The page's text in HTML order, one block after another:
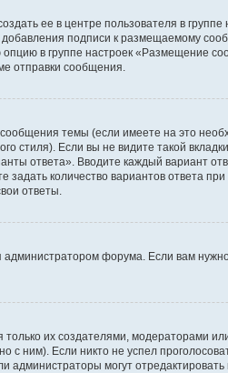
ее в центре пользователя в
подписи к размещаемому
в группе настроек «Размещение
отправки сообщения.
темы (если имеете на это
стиля). Если вы не видите такой
ответа». Вводите каждый вариант
количество вариантов ответа
ответы.
администратором форума. Если вам
только их создателями, модераторами
с ним). Если никто не успел
администраторы могут